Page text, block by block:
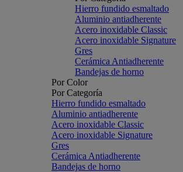
Hierro fundido esmaltado
Aluminio antiadherente
Acero inoxidable Classic
Acero inoxidable Signature
Gres
Cerámica Antiadherente
Bandejas de horno
Por Color
Por Categoría
Hierro fundido esmaltado
Aluminio antiadherente
Acero inoxidable Classic
Acero inoxidable Signature
Gres
Cerámica Antiadherente
Bandejas de horno